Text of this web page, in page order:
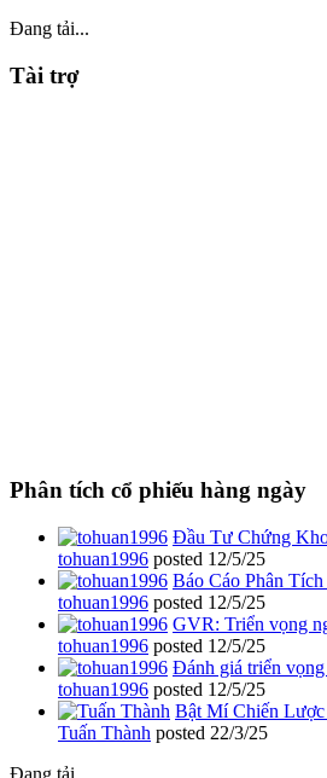
Đang tải...
Tài trợ
Phân tích cổ phiếu hàng ngày
Đầu Tư Chứng
tohuan1996 posted 12/5/25
Báo Cáo Phân
tohuan1996 posted 12/5/25
GVR: Triển vọng
tohuan1996 posted 12/5/25
Đánh giá triển
tohuan1996 posted 12/5/25
Bật Mí Chiến
Tuấn Thành posted 22/3/25